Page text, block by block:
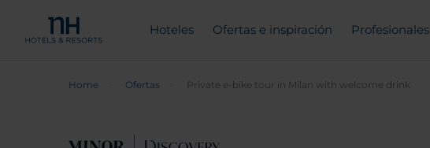
Hoteles Ofertas e inspiración Profesionales
Home Ofertas Private e-bike tour in Milan with welcome drink